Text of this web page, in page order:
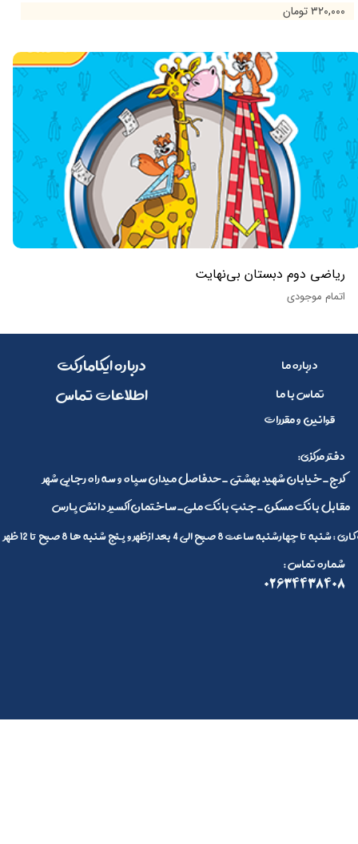
۳۲۰,۰۰۰ تومان
ریاضی دوم دبستان بی‌نهایت
اتمام موجودی
درباره ما
تماس با ما
قوانین و مقررات
​​درباره ایکامارکت
​اطلاعات تماس
کرج_خیابان شهید بهشتی _حدفاصل میدان سپاه و سه راه رجایی شهر
مقابل بانک مسکن_جنب بانک ملی_ساختمان اکسیر دانش پارس
:دفتر مرکزی
چهارشنبه ساعت 8 صبح الی 4 بعد ازظهر و پنج شنبه ها 8 صبح تا 12 ظهر
: شماره تماس
02634438408